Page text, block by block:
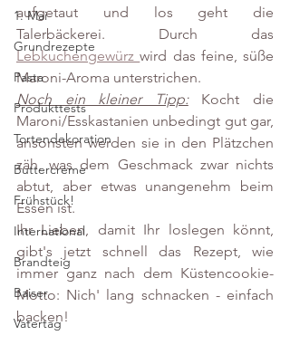
1. Mai
Grundrezepte
Pasta
Produkttests
Tortendekoration
Buttercreme
Frühstück!
International
Brandteig
Baiser
Vatertag
aufgetaut und los geht die
Lebkuchengewürz wird das feine, süße
Maroni-Aroma unterstrichen.
Noch ein kleiner Tipp: Kocht die
Maroni/Esskastanien unbedingt gut gar,
ansonsten werden sie in den Plätzchen
zäh, was dem Geschmack zwar nichts
abtut, aber etwas unangenehm beim
Essen ist.
Ihr Lieben, damit Ihr loslegen könnt,
gibt's jetzt schnell das Rezept, wie
immer ganz nach dem Küstencookie-
Motto: Nich' lang schnacken - einfach
backen!